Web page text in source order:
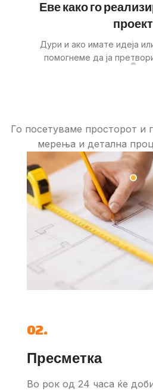
Еве како го
проект
Дури и ако имате идеја
помогнеме да ја
Го посетуваме просторот и
мерења и детална
02.
Пресметка
Во рок од 24 часа ќе